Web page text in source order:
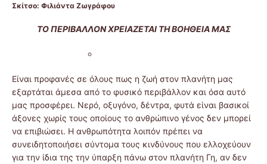
Σκίτσο: Φιλιάντα Ζωγράφου
ΤΟ ΠΕΡΙΒΑΛΛΟΝ ΧΡΕΙΑΖΕΤΑΙ ΤΗ ΒΟΗΘΕΙΑ ΜΑΣ
Είναι προφανές σε όλους πως η ζωή στον πλανήτη μας
εξαρτάται άμεσα από το φυσικό περιβάλλον και όσα αυτό
μας προσφέρει. Νερό, οξυγόνο, δέντρα, φυτά είναι βασικοί
άξονες χωρίς τους οποίους το ανθρώπινο γένος δεν μπορεί
να επιβιώσει. Η ανθρωπότητα λοιπόν πρέπει να
συνειδητοποιήσει σύντομα τους κινδύνους που ελλοχεύουν
για την ίδια της την ύπαρξη πάνω στον πλανήτη Γη, αν δεν